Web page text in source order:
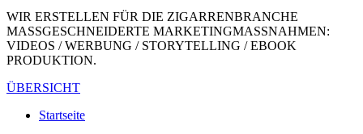
WIR ERSTELLEN FÜR DIE ZIGARRENBRANCHE
MASSGESCHNEIDERTE MARKETINGMASSNAHMEN:
VIDEOS / WERBUNG / STORYTELLING / EBOOK
PRODUKTION.
ÜBERSICHT
Startseite